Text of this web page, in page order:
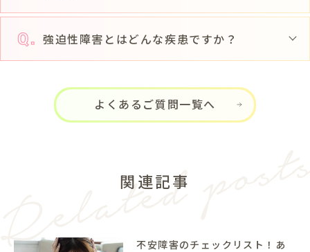
強迫性障害とはどんな疾患ですか？
よくあるご質問一覧へ
関連記事
不安障害のチェックリスト！あ